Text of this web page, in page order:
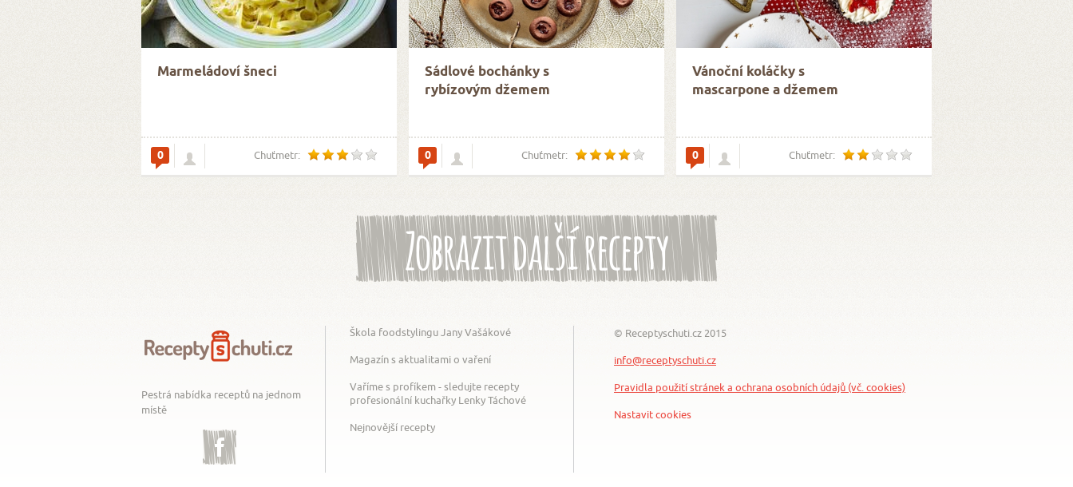
Marmeládoví šneci
0 Chuťmetr:
Sádlové bochánky s
rybízovým džemem
0 Chuťmetr:
Vánoční koláčky s
mascarpone a džemem
0 Chuťmetr:
Zobrazit další recepty
Pestrá nabídka receptů na jednom
místě
Facebook
Škola foodstylingu Jany Vašákové
Magazín s aktualitami o vaření
Vaříme s profíkem - sledujte recepty
profesionální kuchařky Lenky Táchové
Nejnovější recepty
© Receptyschuti.cz 2015
info@receptyschuti.cz
Pravidla použití stránek a ochrana osobních údajů (vč. cookies)
Nastavit cookies